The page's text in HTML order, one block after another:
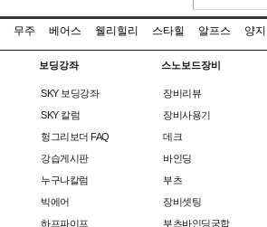
무주 베어스 웰리힐리 스타힐 알프스 양지
보딩강좌
SKY 보딩강좌
SKY 칼럼
헝그리보더 FAQ
강습게시판
누구나칼럼
빅에어
하프파이프
스노보드장비
장비리뷰
장비사용기
데크
바인딩
부츠
장비셋팅
부츠바인딩궁합